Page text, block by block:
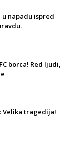
napadu ispred
borca! Red ljudi,
Velika tragedija!